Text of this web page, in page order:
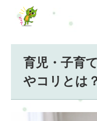
育児・子育
やコリとは